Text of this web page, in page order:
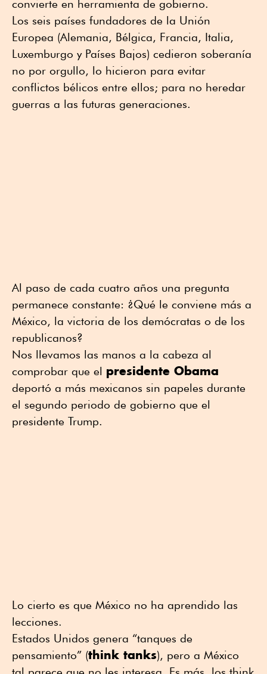
convierte en herramienta de gobierno.
Los seis países fundadores de la Unión
Europea (Alemania, Bélgica, Francia, Italia,
Luxemburgo y Países Bajos) cedieron soberanía
no por orgullo, lo hicieron para evitar
conflictos bélicos entre ellos; para no heredar
guerras a las futuras generaciones.
Al paso de cada cuatro años una pregunta
permanece constante: ¿Qué le conviene más a
México, la victoria de los demócratas o de los
republicanos?
Nos llevamos las manos a la cabeza al
comprobar que el presidente Obama
deportó a más mexicanos sin papeles durante
el segundo periodo de gobierno que el
presidente Trump.
Lo cierto es que México no ha aprendido las
lecciones.
Estados Unidos genera “tanques de
pensamiento” (think tanks), pero a México